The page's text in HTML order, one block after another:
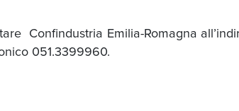
Confindustria Emilia-Romagna
051.3399960.